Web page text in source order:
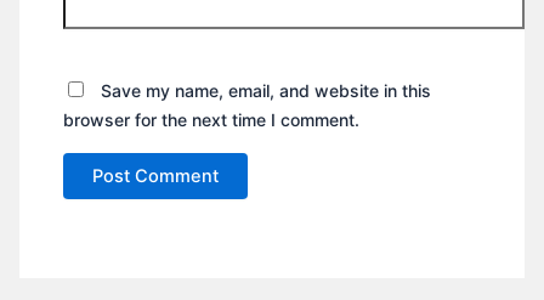
Save my name, email, and website in this
browser for the next time I comment.